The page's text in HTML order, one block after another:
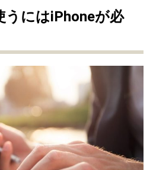
うにはiPhoneが必